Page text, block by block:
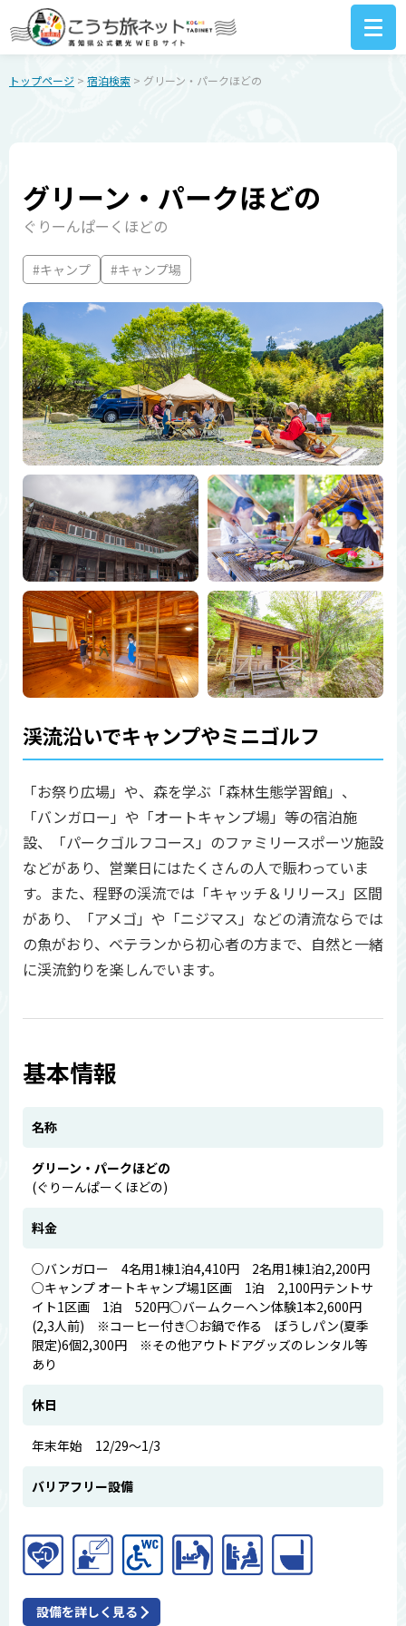
トップページ > 宿泊検索 > グリーン・パークほどの
グリーン・パークほどの
ぐりーんぱーくほどの
#キャンプ #キャンプ場
渓流沿いでキャンプやミニゴルフ
「お祭り広場」や、森を学ぶ「森林生態学習館」、
「バンガロー」や「オートキャンプ場」等の宿泊施
設、「パークゴルフコース」のファミリースポーツ施設
などがあり、営業日にはたくさんの人で賑わっていま
す。また、程野の渓流では「キャッチ＆リリース」区間
があり、「アメゴ」や「ニジマス」などの清流ならでは
の魚がおり、ベテランから初心者の方まで、自然と一緒
に渓流釣りを楽しんでいます。
基本情報
名称
グリーン・パークほどの
(ぐりーんぱーくほどの)
料金
○バンガロー 4名用1棟1泊4,410円 2名用1棟1泊2,200円
○キャンプ オートキャンプ場1区画 1泊 2,100円テントサ
イト1区画 1泊 520円○バームクーヘン体験1本2,600円
(2,3人前) ※コーヒー付き○お鍋で作る ぼうしパン(夏季
限定)6個2,300円 ※その他アウトドアグッズのレンタル等
あり
休日
年末年始 12/29～1/3
バリアフリー設備
設備を詳しく見る